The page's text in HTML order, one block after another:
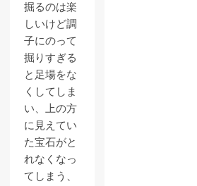
掘るのは楽
しいけど調
子にのって
掘りすぎる
と足場をな
くしてしま
い、上の方
に見えてい
た宝石がと
れなくなっ
てしまう、